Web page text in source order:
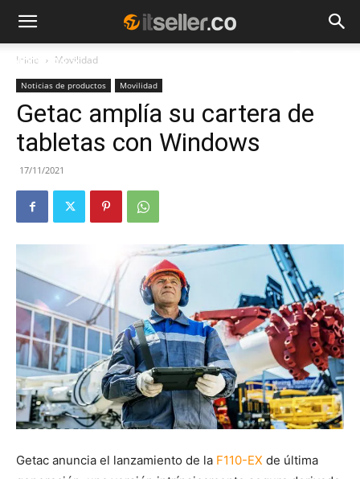
NOTICIAS
Inicio Movilidad
Noticias de productos Movilidad
Getac amplía su cartera de
tabletas con Windows
17/11/2021
Getac anuncia el lanzamiento de la F110-EX de última